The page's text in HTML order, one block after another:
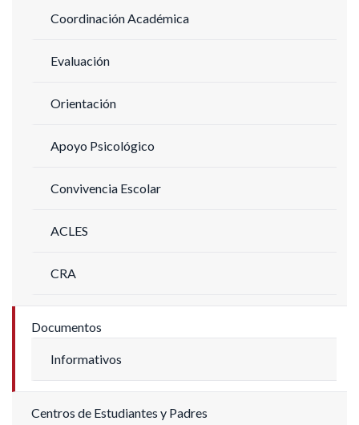
Coordinación Académica
Evaluación
Orientación
Apoyo Psicológico
Convivencia Escolar
ACLES
CRA
Documentos
Informativos
Centros de Estudiantes y Padres